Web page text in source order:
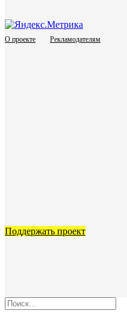
О проекте Рекламодателям
Поддержать проект